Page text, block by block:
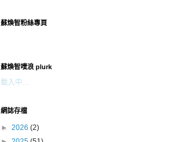
蘇煥智粉絲專頁
蘇煥智噗浪 plurk
載入中…
網誌存檔
► 2026 (2)